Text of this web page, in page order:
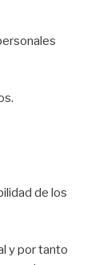
de los
y por tanto